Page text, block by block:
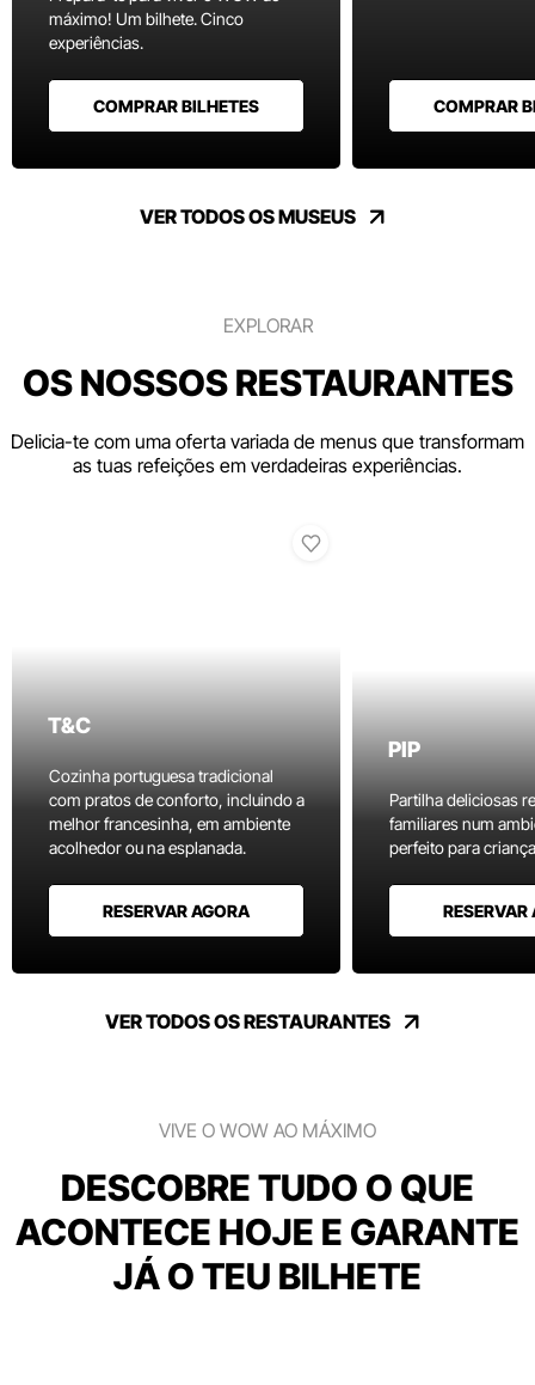
máximo! Um bilhete. Cinco
experiências.
COMPRAR BILHETES COMPRAR
VER TODOS OS MUSEUS
EXPLORAR
OS NOSSOS RESTAURANTES
Delicia-te com uma oferta variada de menus que transformam
as tuas refeições em verdadeiras experiências.
T&C
Cozinha portuguesa tradicional
com pratos de conforto, incluindo a
melhor francesinha, em ambiente
acolhedor ou na esplanada.
RESERVAR AGORA
PIP
Partilha deliciosas
familiares num
perfeito para
RESERVAR
VER TODOS OS RESTAURANTES
VIVE O WOW AO MÁXIMO
DESCOBRE TUDO O QUE
ACONTECE HOJE E GARANTE
JÁ O TEU BILHETE